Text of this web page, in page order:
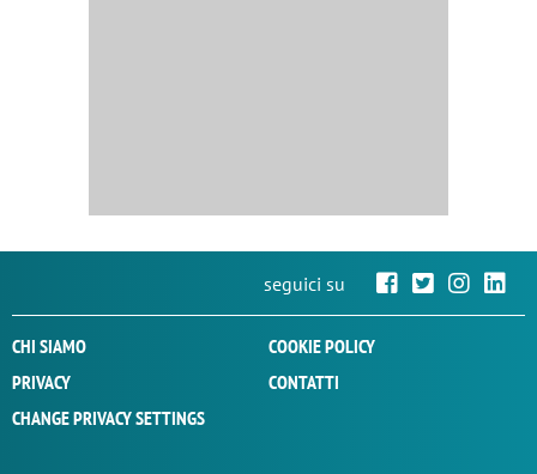
seguici su
CHI SIAMO
COOKIE POLICY
PRIVACY
CONTATTI
CHANGE PRIVACY SETTINGS